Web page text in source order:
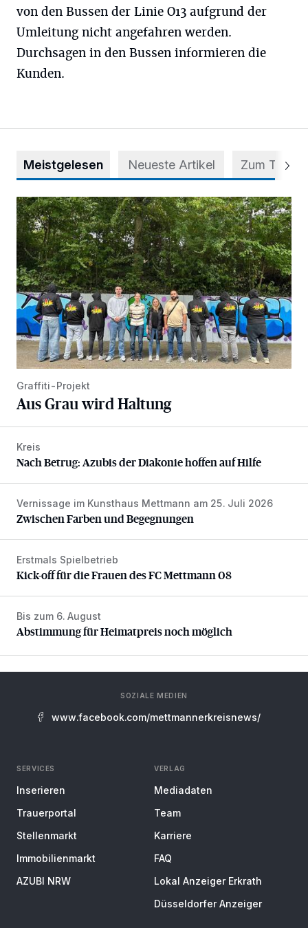
von den Bussen der Linie O13 aufgrund der
Umleitung nicht angefahren werden.
Durchsagen in den Bussen informieren die
Kunden.
Meistgelesen Neueste Artikel Zum Thema
Aus Grau wird Haltung
Graffiti-Projekt
Aus Grau wird Haltung
Nach Betrug: Azubis der Diakonie hoffen auf Hilfe
Kreis
Nach Betrug: Azubis der Diakonie hoffen auf Hilfe
Zwischen Farben und Begegnungen
Vernissage im Kunsthaus Mettmann am 25. Juli 2026
Zwischen Farben und Begegnungen
Kick-off für die Frauen des FC Mettmann 08
Erstmals Spielbetrieb
Kick-off für die Frauen des FC Mettmann 08
Abstimmung für Heimatpreis noch möglich
Bis zum 6. August
Abstimmung für Heimatpreis noch möglich
SOZIALE MEDIEN
www.facebook.com/mettmannerkreisnews/
SERVICES
Inserieren
Trauerportal
Stellenmarkt
Immobilienmarkt
AZUBI NRW
VERLAG
Mediadaten
Team
Karriere
FAQ
Lokal Anzeiger Erkrath
Düsseldorfer Anzeiger